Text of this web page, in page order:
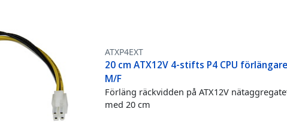
ATXP4EXT
20 cm ATX12V 4-stifts P4 CPU
M/F
Förläng räckvidden på ATX12V
med 20 cm